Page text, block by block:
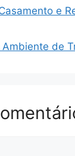
e
Ambiente de